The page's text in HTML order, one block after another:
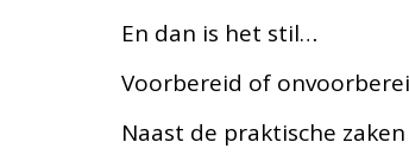
En dan is het stil…
Voorbereid of
Naast de praktische